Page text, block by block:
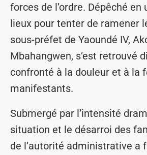
forces de l’ordre. Dépêché en
lieux pour tenter de ramener
sous-préfet de Yaoundé IV,
Mbahangwen, s’est retrouvé
confronté à la douleur et à la
manifestants.
Submergé par l’intensité
situation et le désarroi des
de l’autorité administrative a